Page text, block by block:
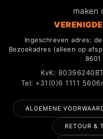
maken
Ingeschreven adres:
Bezoekadres (alleen op
8601
KvK: 80396240
Tel: +31(0)6 1111 5606
ALGEMENE
RETOUR &